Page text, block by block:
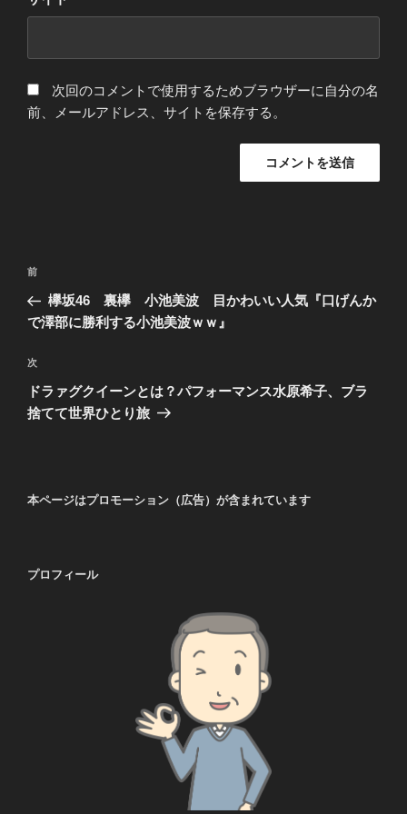
次回のコメントで使用するためブラウザーに自分の名
前、メールアドレス、サイトを保存する。
投
ナ
ゲ
ー
シ
前
の
投
前
欅坂46 裏欅 小池美波 目かわいい人気『口げんか
で澤部に勝利する小池美波ｗｗ』
次
の
投
次
ドラァグクイーンとは？パフォーマンス水原希子、ブラ
捨てて世界ひとり旅
本ページはプロモーション（広告）が含まれています
プロフィール